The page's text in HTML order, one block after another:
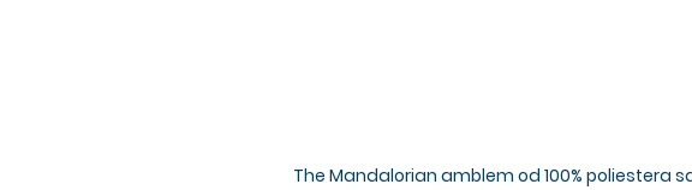
The Mandalorian amblem od 100% poliestera